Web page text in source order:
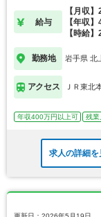
給与
【月収
【年収
【時給
勤務地 岩手県 北
アクセス ＪＲ東北
年収400万円以上可 残業
求人の詳細を